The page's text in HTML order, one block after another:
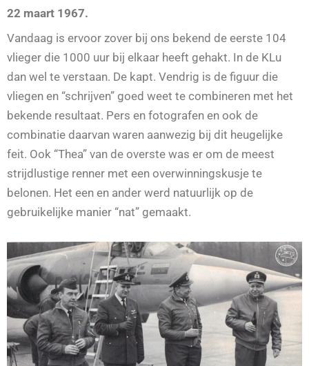
22 maart 1967.
Vandaag is ervoor zover bij ons bekend de eerste 104
vlieger die 1000 uur bij elkaar heeft gehakt. In de KLu
dan wel te verstaan. De kapt. Vendrig is de figuur die
vliegen en “schrijven” goed weet te combineren met het
bekende resultaat. Pers en fotografen en ook de
combinatie daarvan waren aanwezig bij dit heugelijke
feit. Ook “Thea” van de overste was er om de meest
strijdlustige renner met een overwinningskusje te
belonen. Het een en ander werd natuurlijk op de
gebruikelijke manier “nat” gemaakt.